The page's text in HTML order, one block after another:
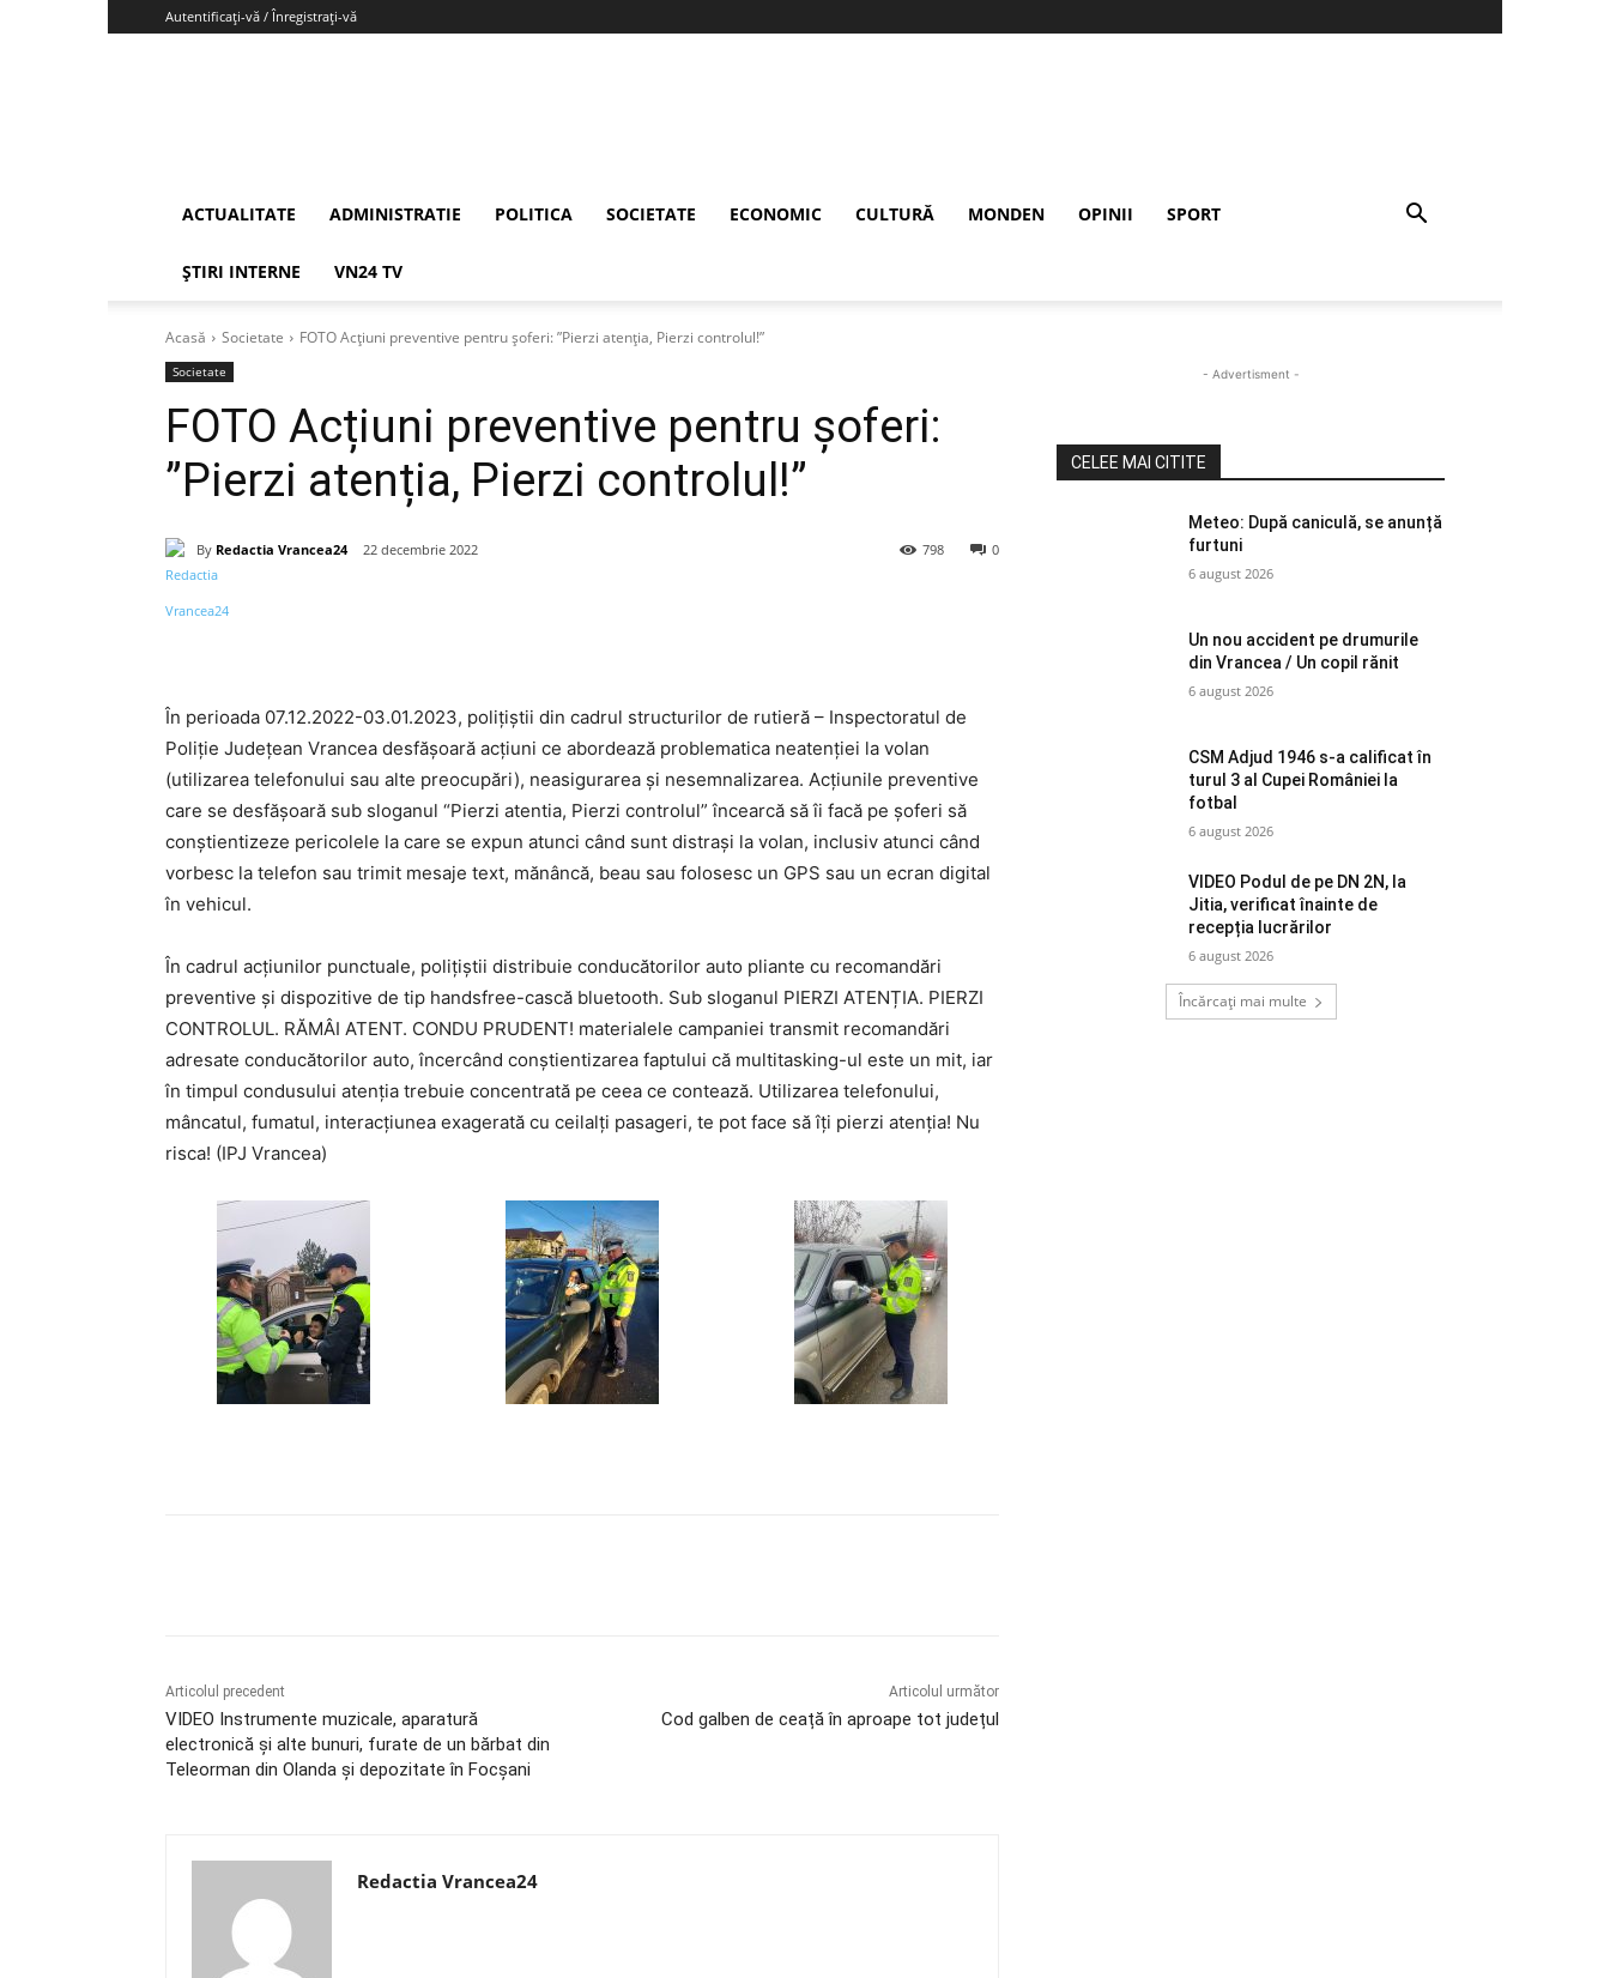
Autentificați-vă / Înregistrați-vă
ACTUALITATE ADMINISTRATIE POLITICA SOCIETATE ECONOMIC CULTURĂ MONDEN OPINII SPORT
ȘTIRI INTERNE VN24 TV
Acasă Societate FOTO Acțiuni preventive pentru șoferi: ”Pierzi atenția, Pierzi controlul!”
Societate
FOTO Acțiuni preventive pentru șoferi:
”Pierzi atenția, Pierzi controlul!”
By Redactia Vrancea24 22 decembrie 2022 0
798
Acțiune
În perioada 07.12.2022-03.01.2023, poliţiştii din cadrul structurilor de rutieră – Inspectoratul de
Poliţie Judeţean Vrancea desfășoară acțiuni ce abordează problematica neatenţiei la volan
(utilizarea telefonului sau alte preocupări), neasigurarea şi nesemnalizarea. Acțiunile preventive
care se desfășoară sub sloganul “Pierzi atentia, Pierzi controlul” încearcă să îi facă pe șoferi să
conștientizeze pericolele la care se expun atunci când sunt distrași la volan, inclusiv atunci când
vorbesc la telefon sau trimit mesaje text, mănâncă, beau sau folosesc un GPS sau un ecran digital
în vehicul.
În cadrul acțiunilor punctuale, poliţiştii distribuie conducătorilor auto pliante cu recomandări
preventive şi dispozitive de tip handsfree-cască bluetooth. Sub sloganul PIERZI ATENȚIA. PIERZI
CONTROLUL. RĂMÂI ATENT. CONDU PRUDENT! materialele campaniei transmit recomandări
adresate conducătorilor auto, încercând conștientizarea faptului că multitasking-ul este un mit, iar
în timpul condusului atenția trebuie concentrată pe ceea ce contează. Utilizarea telefonului,
mâncatul, fumatul, interacțiunea exagerată cu ceilalți pasageri, te pot face să îți pierzi atenția! Nu
risca! (IPJ Vrancea)
Articolul precedent
VIDEO Instrumente muzicale, aparatură
electronică și alte bunuri, furate de un bărbat din
Teleorman din Olanda și depozitate în Focșani
Articolul următor
Cod galben de ceață în aproape tot județul
Redactia Vrancea24
- Advertisment -
CELEE MAI CITITE
Meteo: După caniculă, se anunță
furtuni
6 august 2026
Un nou accident pe drumurile
din Vrancea / Un copil rănit
6 august 2026
CSM Adjud 1946 s-a calificat în
turul 3 al Cupei României la
fotbal
6 august 2026
VIDEO Podul de pe DN 2N, la
Jitia, verificat înainte de
recepția lucrărilor
6 august 2026
Încărcați mai multe